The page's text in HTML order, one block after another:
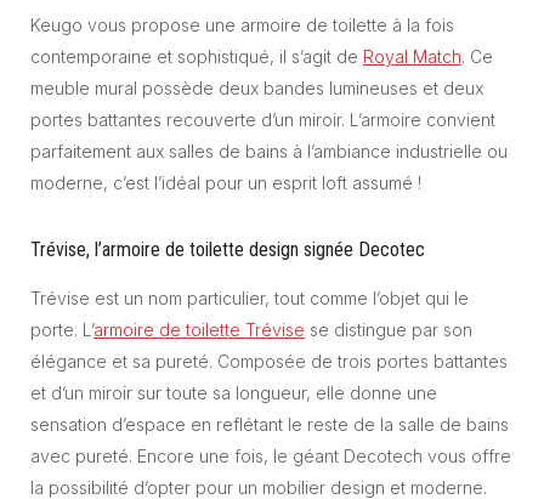
Keugo vous propose une armoire de toilette à la fois
contemporaine et sophistiqué, il s’agit de Royal Match. Ce
meuble mural possède deux bandes lumineuses et deux
portes battantes recouverte d’un miroir. L’armoire convient
parfaitement aux salles de bains à l’ambiance industrielle ou
moderne, c’est l’idéal pour un esprit loft assumé !
Trévise, l’armoire de toilette design signée Decotec
Trévise est un nom particulier, tout comme l’objet qui le
porte. L’armoire de toilette Trévise se distingue par son
élégance et sa pureté. Composée de trois portes battantes
et d’un miroir sur toute sa longueur, elle donne une
sensation d’espace en reflétant le reste de la salle de bains
avec pureté. Encore une fois, le géant Decotech vous offre
la possibilité d’opter pour un mobilier design et moderne.